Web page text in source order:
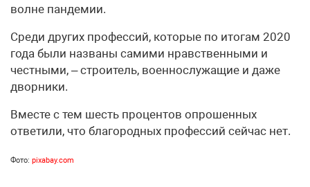
волне пандемии.
Среди других профессий, которые по итогам 2020
года были названы самими нравственными и
честными, – строитель, военнослужащие и даже
дворники.
Вместе с тем шесть процентов опрошенных
ответили, что благородных профессий сейчас нет.
Фото: pixabay.com